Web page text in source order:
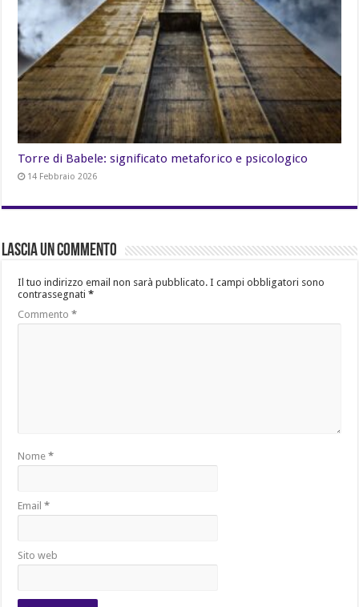
Torre di Babele: significato metaforico e psicologico
14 Febbraio 2026
Lascia un commento
Il tuo indirizzo email non sarà pubblicato. I campi obbligatori sono
contrassegnati*
Commento*
Nome*
Email*
Sito web